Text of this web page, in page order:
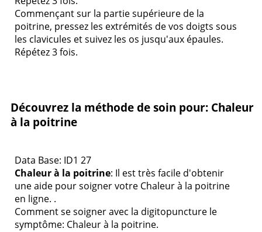
Commençant sur la partie supérieure de la
poitrine, pressez les extrémités de vos doigts sous
les clavicules et suivez les os jusqu'aux épaules.
Répétez 3 fois.
Découvrez la méthode de soin pour: Chaleur
à la poitrine
Data Base: ID1 27
Chaleur à la poitrine: Il est très facile d'obtenir
une aide pour soigner votre Chaleur à la poitrine
en ligne. .
Comment se soigner avec la digitopuncture le
symptôme: Chaleur à la poitrine.